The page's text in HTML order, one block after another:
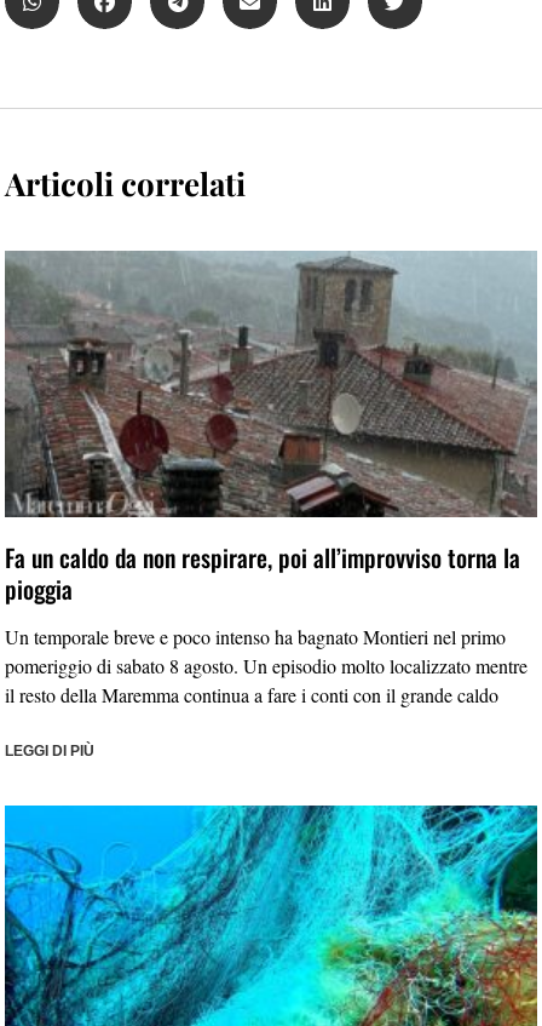
Articoli correlati
Fa un caldo da non respirare, poi all’improvviso torna la
pioggia
Un temporale breve e poco intenso ha bagnato Montieri nel primo
pomeriggio di sabato 8 agosto. Un episodio molto localizzato mentre
il resto della Maremma continua a fare i conti con il grande caldo
LEGGI DI PIÙ